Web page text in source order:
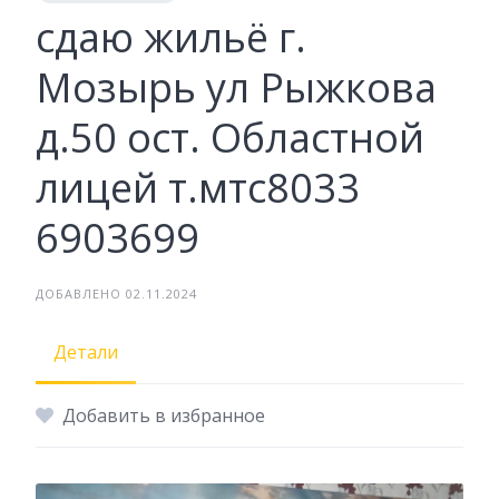
сдаю жильё г.
Мозырь ул Рыжкова
д.50 ост. Областной
лицей т.мтс8033
6903699
ДОБАВЛЕНО 02.11.2024
Детали
Добавить в избранное